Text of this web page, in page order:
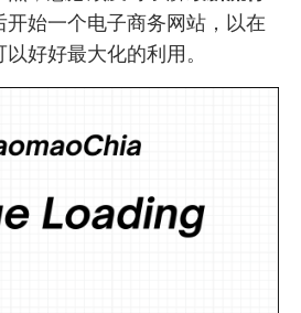
开始一个电子商务网站，以在
好好最大化的利用。